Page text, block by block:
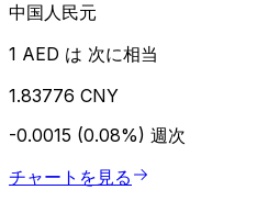
中国人民元
1 AED は 次に相当
1.83776 CNY
-0.0015 (0.08%) 週次
チャートを見る